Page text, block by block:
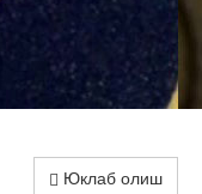
Юклаб олиш